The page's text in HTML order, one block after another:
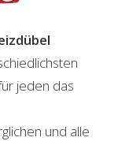
jeden das
und alle